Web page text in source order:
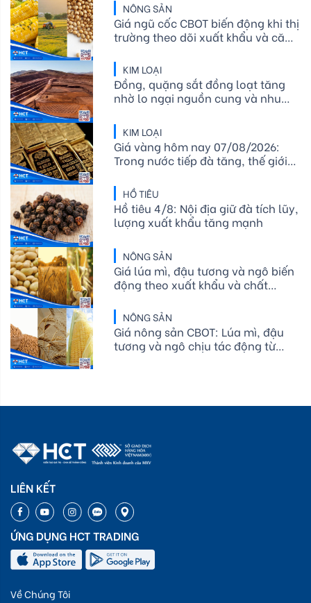
NÔNG SẢN
Giá ngũ cốc CBOT biến động khi thị
trường theo dõi xuất khẩu và căng
KIM LOẠI
Đồng, quặng sắt đồng loạt tăng
nhờ lo ngại nguồn cung và nhu
KIM LOẠI
Giá vàng hôm nay 07/08/2026:
Trong nước tiếp đà tăng, thế giới
HỒ TIÊU
Hồ tiêu 4/8: Nội địa giữ đà tích lũy,
lượng xuất khẩu tăng mạnh
NÔNG SẢN
Giá lúa mì, đậu tương và ngô biến
động theo xuất khẩu và chất
NÔNG SẢN
Giá nông sản CBOT: Lúa mì, đậu
tương và ngô chịu tác động từ
LIÊN KẾT
ỨNG DỤNG HCT TRADING
Về Chúng Tôi